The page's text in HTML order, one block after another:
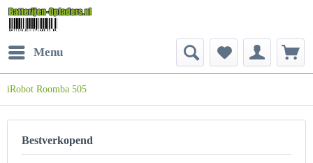
Menu
iRobot Roomba 505
Bestverkopend